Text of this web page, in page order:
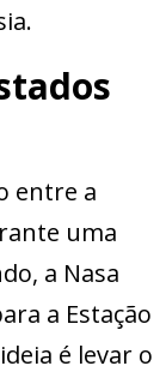
entre a
uma
a Nasa
a Estação
é levar o